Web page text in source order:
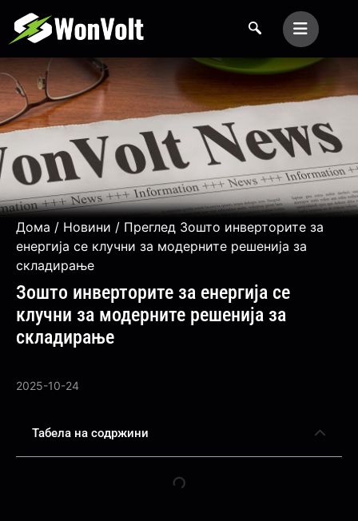
Дома / Новини / Преглед Зошто инверторите за
енергија се клучни за модерните решенија за
складирање
Зошто инверторите за енергија се
клучни за модерните решенија за
складирање
2025-10-24
Табела на содржини